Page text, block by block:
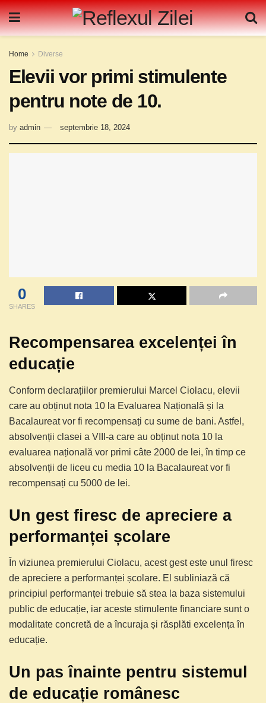
Home Diverse
Elevii vor primi stimulente
pentru note de 10.
by admin septembrie 18, 2024
0
SHARES
Recompensarea excelenței în
educație
Conform declarațiilor premierului Marcel Ciolacu, elevii
care au obținut nota 10 la Evaluarea Națională și la
Bacalaureat vor fi recompensați cu sume de bani. Astfel,
absolvenții clasei a VIII-a care au obținut nota 10 la
evaluarea națională vor primi câte 2000 de lei, în timp ce
absolvenții de liceu cu media 10 la Bacalaureat vor fi
recompensați cu 5000 de lei.
Un gest firesc de apreciere a
performanței școlare
În viziunea premierului Ciolacu, acest gest este unul firesc
de apreciere a performanței școlare. El subliniază că
principiul performanței trebuie să stea la baza sistemului
public de educație, iar aceste stimulente financiare sunt o
modalitate concretă de a încuraja și răsplăti excelența în
educație.
Un pas înainte pentru sistemul
de educație românesc